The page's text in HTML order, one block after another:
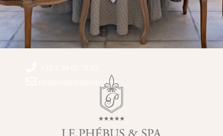
reception@lephebus.com